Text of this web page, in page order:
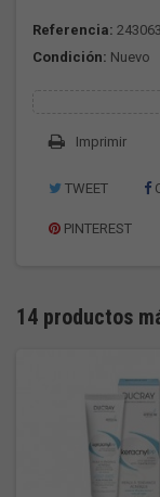
Referencia: 243063
Condición: Nuevo
Imprimir
TWEET
PINTEREST
14 productos